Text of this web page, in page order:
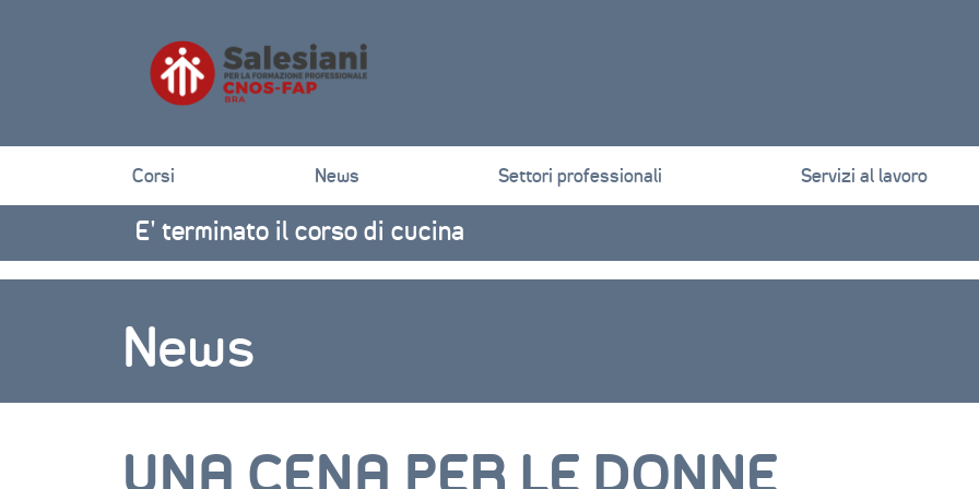
Corsi News Settori professionali Servizi al lavoro
E’ terminato il corso di cucina
News
UNA CENA PER LE DONNE